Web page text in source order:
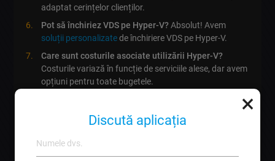
adaptat cerințelor clienților.
Pot să închiriez VDS pe Hyper-V?Absolut! Avem
soluții personalizatede închiriere VDS pe Hyper-V.
Care sunt costurile asociate utilizării Hyper-V?
Costurile variază în funcție de serviciile alese, dar avem
opțiuni pentru toate bugetele.
Avem peste 20 de
Cum poate Hyper-V să îmbunătățească
datelor?Prin implementarea de măsuri de redundanță
și backup constant.
×
Discută aplicația